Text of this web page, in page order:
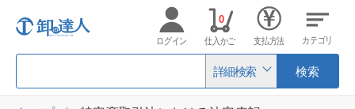
詳細検索 検索
ログイン 仕入かご
0
支払方法 カテゴリ